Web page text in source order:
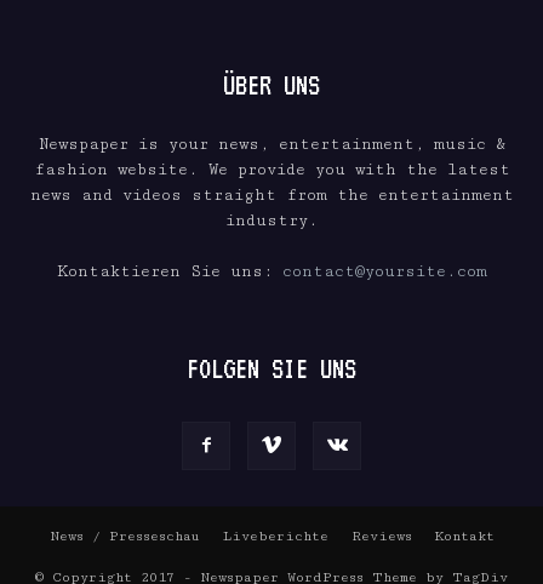
ÜBER UNS
Newspaper is your news, entertainment, music &
fashion website. We provide you with the latest
news and videos straight from the entertainment
industry.
Kontaktieren Sie uns: contact@yoursite.com
FOLGEN SIE UNS
News / Presseschau Liveberichte Reviews Kontakt
© Copyright 2017 - Newspaper WordPress Theme by TagDiv